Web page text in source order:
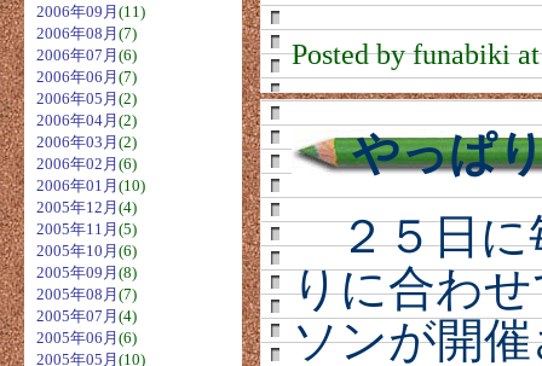
Posted by funabiki
やっぱ
２５日に
りに合わ
ソンが開
2006年09月 (11)
2006年08月 (7)
2006年07月 (6)
2006年06月 (7)
2006年05月 (2)
2006年04月 (2)
2006年03月 (2)
2006年02月 (6)
2006年01月 (10)
2005年12月 (4)
2005年11月 (5)
2005年10月 (6)
2005年09月 (8)
2005年08月 (7)
2005年07月 (4)
2005年06月 (6)
2005年05月 (10)